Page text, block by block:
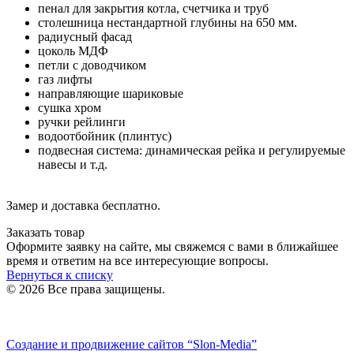
пенал для закрытия котла, счетчика и труб
столешница нестандартной глубины на 650 мм.
радиусный фасад
цоколь МДФ
петли с доводчиком
газ лифты
направляющие шариковые
сушка хром
ручки рейлинги
водоотбойник (плинтус)
подвесная система: динамическая рейка и регулируемые
навесы и т.д.
Замер и доставка бесплатно.
Заказать товар
Оформите заявку на сайте, мы свяжемся с вами в ближайшее
время и ответим на все интересующие вопросы.
Вернуться к списку
© 2026 Все права защищены.
Создание и продвижение сайтов “Slon-Media”